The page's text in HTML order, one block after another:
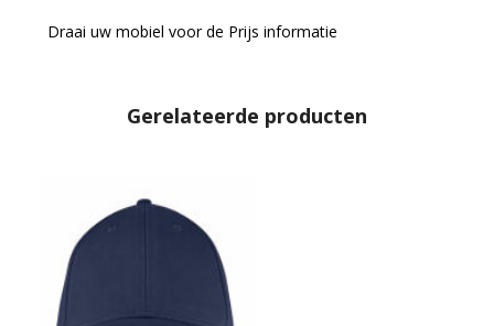
Draai uw mobiel voor de Prijs informatie
Gerelateerde producten